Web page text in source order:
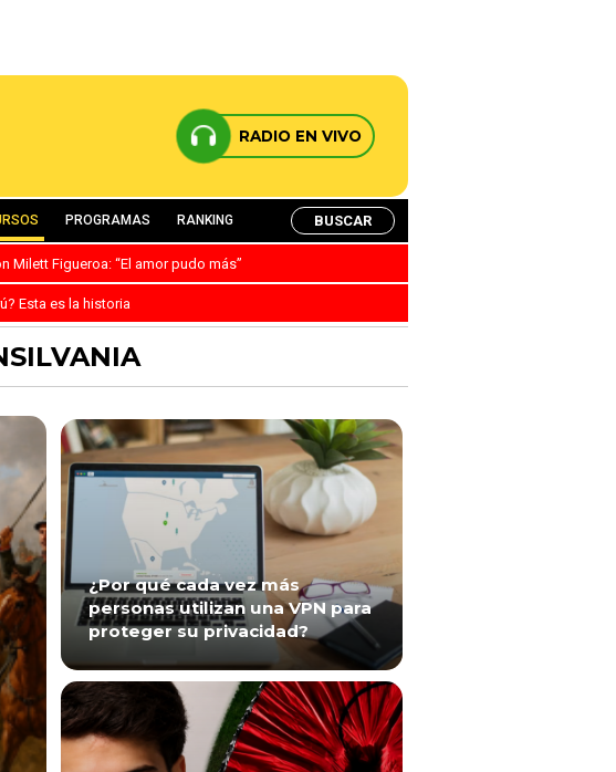
RADIO EN VIVO
PROGRAMAS RANKING BUSCAR
Milett Figueroa: “El amor pudo más”
Esta es la historia
¿Por qué cada vez más
personas utilizan una VPN para
proteger su privacidad?